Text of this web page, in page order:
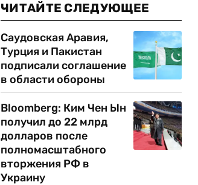
ЧИТАЙТЕ СЛЕДУЮЩЕЕ
Саудовская Аравия,
Турция и Пакистан
подписали соглашение
в области обороны
Bloomberg: Ким Чен Ын
получил до 22 млрд
долларов после
полномасштабного
вторжения РФ в
Украину